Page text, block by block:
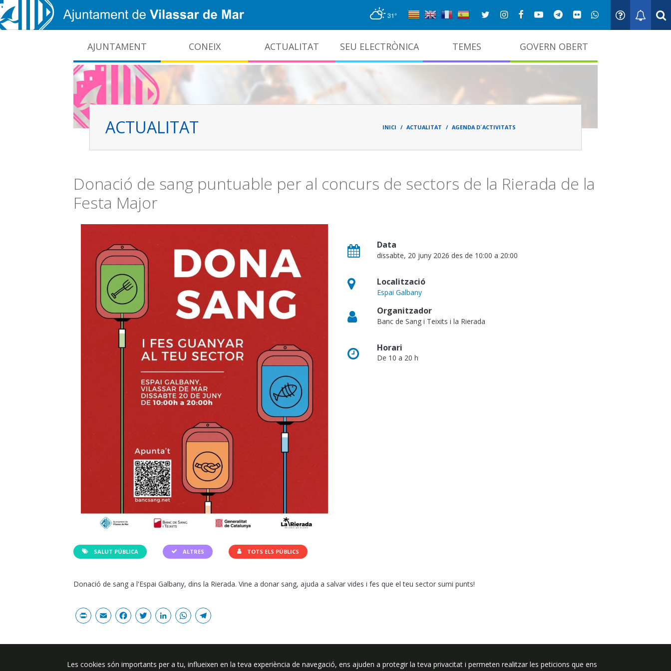
Vés al contingut
31°
AJUNTAMENT CONEIX ACTUALITAT SEU ELECTRÒNICA TEMES GOVERN OBERT
ACTUALITAT Fild'ariadna
INICI ACTUALITAT AGENDA D´ACTIVITATS
Donació de sang puntuable per al concurs de sectors de la Rierada de la
Festa Major
Data
dissabte, 20 juny 2026 des de 10:00 a 20:00
Localització
Espai Galbany
Organitzador
Banc de Sang i Teixits i la Rierada
Horari
De 10 a 20 h
SALUT PÚBLICA ALTRES TOTS ELS PÚBLICS
Donació de sang a l'Espai Galbany, dins la Rierada. Vine a donar sang, ajuda a salvar vides i fes que el teu sector sumi punts!
PrintEmailFacebook
Twitter
LinkedIn
WhatsApp
Plaça de l'Ajuntament 6, 08340 Vilassar Segueix-nos a:
Les cookies són importants per a tu, influeixen en la teva experiència de navegació, ens ajuden a protegir la teva privacitat i permeten realitzar les peticions que ens